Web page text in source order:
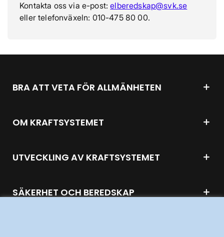
Kontakta oss via e-post:elberedskap@svk.se
eller telefonväxeln: 010-475 80 00.
BRA ATT VETA FÖR ALLMÄNHETEN
OM KRAFTSYSTEMET
UTVECKLING AV KRAFTSYSTEMET
SÄKERHET OCH BEREDSKAP